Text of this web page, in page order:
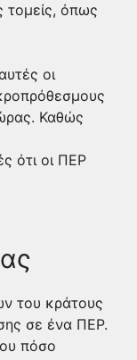
τομείς, όπως
οι
Καθώς
ότι οι ΠΕΡ
του κράτους
σε ένα ΠΕΡ.
πόσο